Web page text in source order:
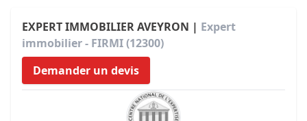
EXPERT IMMOBILIER AVEYRON | Expert
immobilier - FIRMI (12300)
Demander un devis